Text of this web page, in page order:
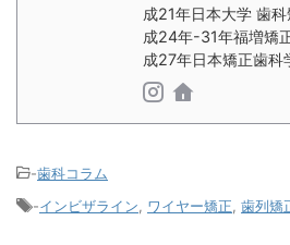
成21年日本大学
成24年-31年福増
成27年日本矯正歯
-歯科コラム
-インビザライン ワイヤー矯正 歯列矯